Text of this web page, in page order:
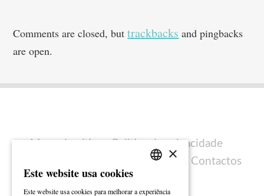
Comments are closed, buttrackbacks and pingbacks
are open.
Mapa do sítio
Política de privacidade
Ficha técnica Contactos
×
Este website usa cookies
Este website usa cookies para melhorar a experiência